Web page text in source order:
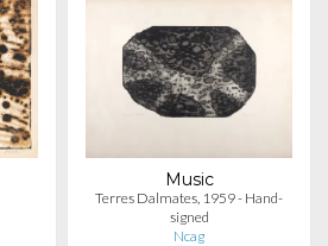
Music
Terres Dalmates, 1959 - Hand-
signed
Ncag